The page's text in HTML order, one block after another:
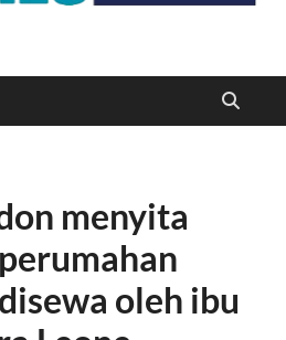
NEWS
menyita
oleh ibu